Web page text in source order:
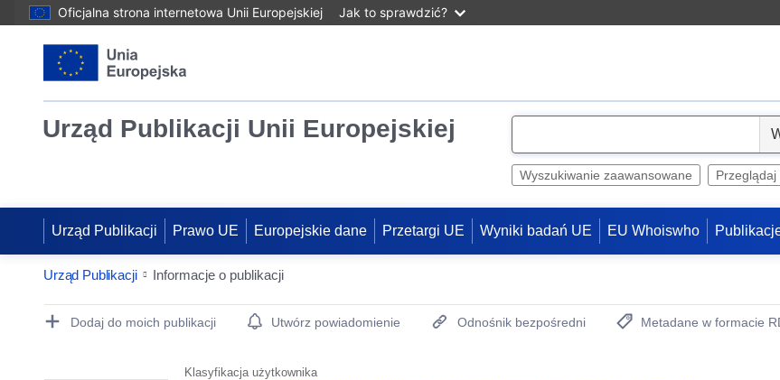
Oficjalna strona internetowa Unii Europejskiej Jak to sprawdzić?
Urząd Publikacji Unii Europejskiej
e
Wyszukiwanie zaawansowane Przeglądaj
Urząd Publikacji Prawo UE Europejskie dane Przetargi UE Wyniki badań UE EU Whoiswho
Urząd Publikacji Informacje o publikacji
Publication Detail Actions Portlet
Dodaj do moich publikacji Utwórz powiadomienie Odnośnik bezpośredni
Metadane w formacie
Klasyfikacja użytkownika